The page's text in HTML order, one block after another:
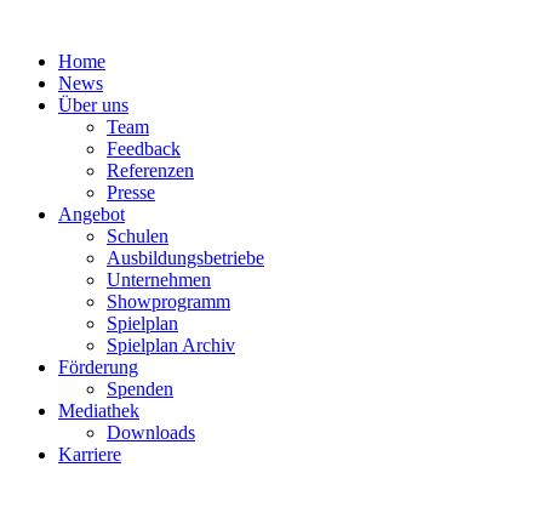
springenHome
News
Über uns
Team
Feedback
Referenzen
Presse
Angebot
Schulen
Ausbildungsbetriebe
Unternehmen
Showprogramm
Spielplan
Spielplan Archiv
Förderung
Spenden
Mediathek
Downloads
Karriere